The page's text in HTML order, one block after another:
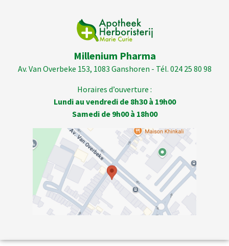
Millenium Pharma
Av. Van Overbeke 153, 1083 Ganshoren - Tél. 024 25 80 98
Horaires d’ouverture :
Lundi au vendredi de 8h30 à 19h00
Samedi de 9h00 à 18h00